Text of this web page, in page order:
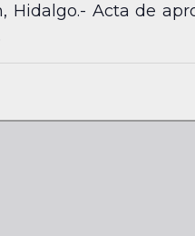
Acta de